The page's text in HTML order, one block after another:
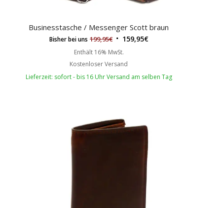
Businesstasche / Messenger Scott braun
Bisher bei uns 199,95€ 159,95€
Enthält 16% MwSt.
Kostenloser Versand
Lieferzeit: sofort - bis 16 Uhr Versand am selben Tag